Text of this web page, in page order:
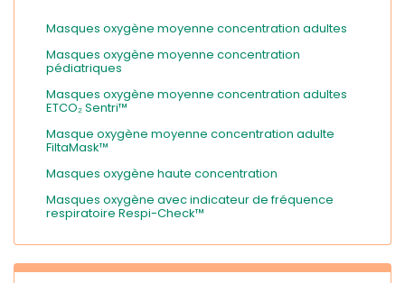
Masques oxygène moyenne concentration adultes
Masques oxygène moyenne concentration
pédiatriques
Masques oxygène moyenne concentration adultes
ETCO₂ Sentri™
Masque oxygène moyenne concentration adulte
FiltaMask™
Masques oxygène haute concentration
Masques oxygène avec indicateur de fréquence
respiratoire Respi-Check™